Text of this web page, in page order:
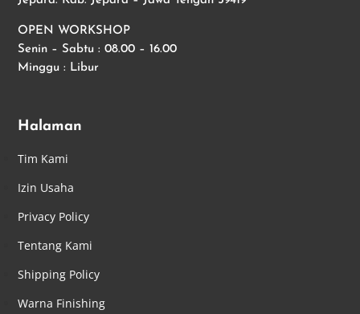
OPEN WORKSHOP
Senin – Sabtu : 08.00 – 16.00
Minggu : Libur
Halaman
Tim Kami
Izin Usaha
Privacy Policy
Tentang Kami
Shipping Policy
Warna Finishing